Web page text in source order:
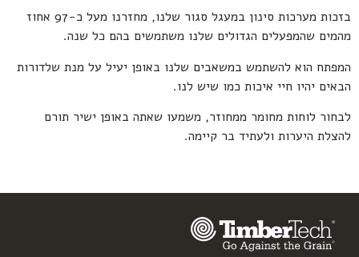
בזכות מערכות סינון במעגל סגור שלנו, מחזרנו מעל כ-97 אחוז
מהמים שהמפעלים הגדולים שלנו משתמשים בהם כל שנה.
המפתח הוא להשתמש במשאבים שלנו באופן יעיל על מנת שלדורות
הבאים יהיו חיי איכות כמו שיש לנו.
לבחור לוחות מחומר ממחוזר, משמעו שאתה באופן ישיר תורם
להצלת היערות ולעתיד בר קיימה.